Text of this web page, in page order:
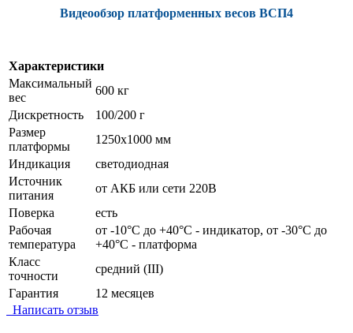
Видеообзор платформенных весов ВСП4
Характеристики
Максимальный
вес
600 кг
Дискретность
100/200 г
Размер
платформы
1250х1000 мм
Индикация
светодиодная
Источник
питания
от АКБ или сети 220В
Поверка
есть
Рабочая
температура
от -10°C до +40°C - индикатор, от -30°C до
+40°C - платформа
Класс
точности
средний (III)
Гарантия
12 месяцев
Написать отзыв